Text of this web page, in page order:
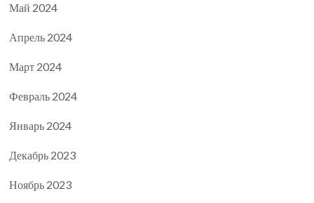
Май 2024
Апрель 2024
Март 2024
Февраль 2024
Январь 2024
Декабрь 2023
Ноябрь 2023